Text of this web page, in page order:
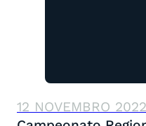
12 NOVEMBRO 2022